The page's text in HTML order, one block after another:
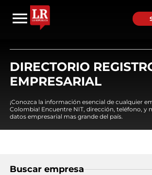
DIRECTORIO
EMPRESARIAL
¡Conozca la información esencial de cualquier
Colombia! Encuentre NIT, dirección, teléfono, y
datos empresarial mas grande del país.
Buscar empresa